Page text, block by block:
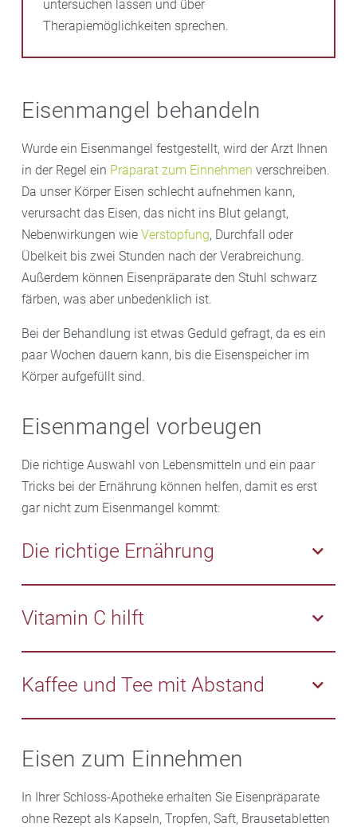
untersuchen lassen und über
Therapiemöglichkeiten sprechen.
Eisenmangel behandeln
Wurde ein Eisenmangel festgestellt, wird der Arzt Ihnen
in der Regel ein Präparat zum Einnehmen verschreiben.
Da unser Körper Eisen schlecht aufnehmen kann,
verursacht das Eisen, das nicht ins Blut gelangt,
Nebenwirkungen wie Verstopfung, Durchfall oder
Übelkeit bis zwei Stunden nach der Verabreichung.
Außerdem können Eisenpräparate den Stuhl schwarz
färben, was aber unbedenklich ist.
Bei der Behandlung ist etwas Geduld gefragt, da es ein
paar Wochen dauern kann, bis die Eisenspeicher im
Körper aufgefüllt sind.
Eisenmangel vorbeugen
Die richtige Auswahl von Lebensmitteln und ein paar
Tricks bei der Ernährung können helfen, damit es erst
gar nicht zum Eisenmangel kommt:
Die richtige Ernährung
Eisen kommt sowohl zweiwertig wie auch dreiwertig
vor, wobei der Körper zweiwertiges Eisen besser
Fleisch und Innereien enthalten. Gute pflanzliche
Eisenquellen sind Rote Bete, Rosenkohl, Fenchel,
Hülsenfrüchte wie Linsen oder Kichererbsen,
Soja.
Vitamin C hilft
Damit der Körper Eisen aufnehmen kann, braucht er
Unterstützung in Form von Vitamin C. Zum Beispiel
Obst essen. Als Beilage eignet sich Vitamin-C-reiches
und Hülsenfrüchten kann vorheriges Einweichen oder
Kaffee und Tee mit Abstand
Wer gerne nach dem Essen einen Kaffee, Tee oder ein
der Verbraucherzentrale eine halbe Stunde warten.
Eisen zum Einnehmen
In Ihrer Schloss-Apotheke erhalten Sie Eisenpräparate
ohne Rezept als Kapseln, Tropfen, Saft, Brausetabletten